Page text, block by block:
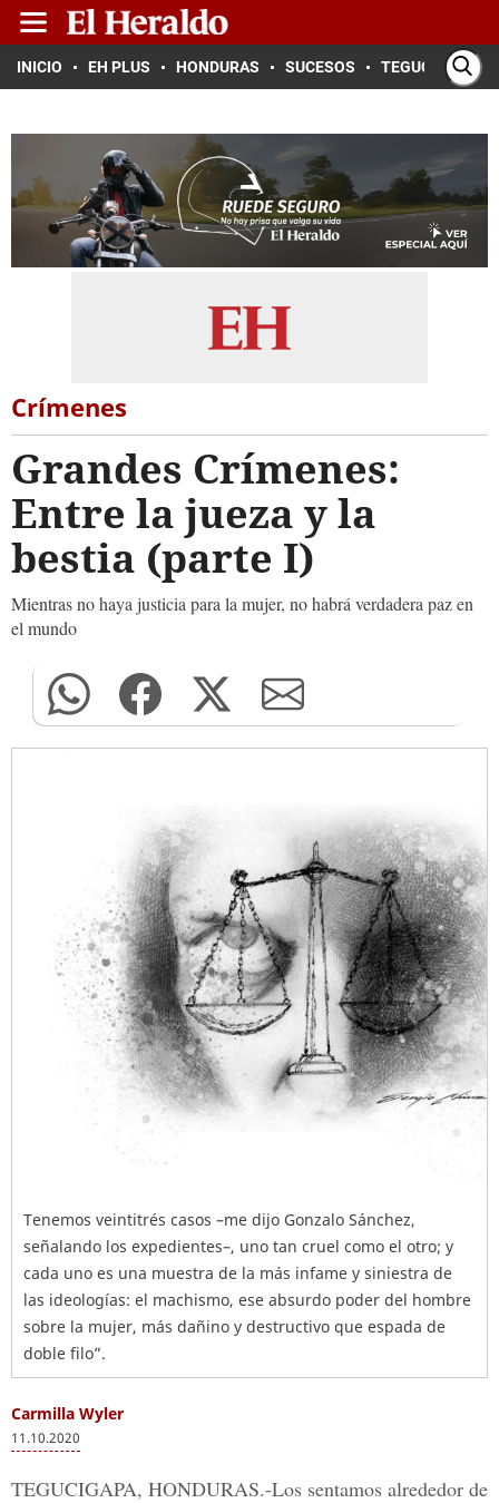
INICIO EH PLUS HONDURAS SUCESOS TEGUCIGALPA
Crímenes
Grandes Crímenes:
Entre la jueza y la
bestia (parte I)
Mientras no haya justicia para la mujer, no habrá verdadera paz en
el mundo
Tenemos veintitrés casos –me dijo Gonzalo Sánchez,
señalando los expedientes–, uno tan cruel como el otro; y
cada uno es una muestra de la más infame y siniestra de
las ideologías: el machismo, ese absurdo poder del hombre
sobre la mujer, más dañino y destructivo que espada de
doble filo”.
Carmilla Wyler
11.10.2020
TEGUCIGAPA, HONDURAS.-Los sentamos alrededor de